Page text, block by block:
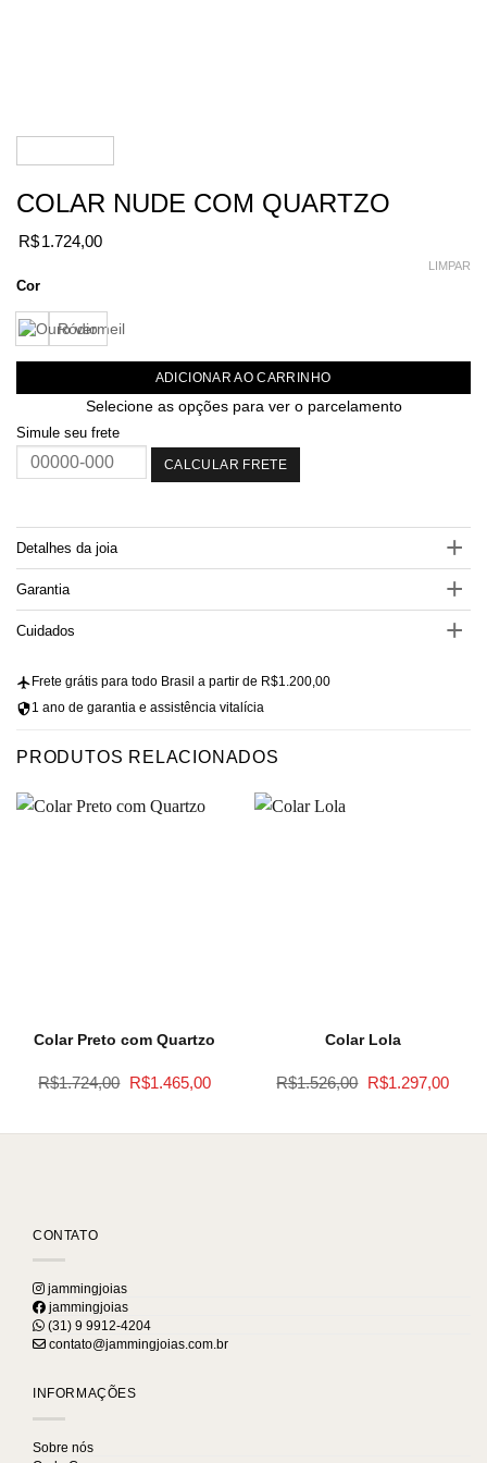
COLAR NUDE COM QUARTZO
R$1.724,00
Cor
Ródio
LIMPAR
ADICIONAR AO CARRINHO
Selecione as opções para ver o parcelamento
Simule seu frete
CALCULAR FRETE
Detalhes da joia
Garantia
Cuidados
Frete grátis para todo Brasil a partir de R$1.200,00
1 ano de garantia e assistência vitalícia
PRODUTOS RELACIONADOS
Colar Preto com Quartzo
R$1.724,00
O
preço
R$1.724,00.
R$1.465,00O
R$1.465,00.
Colar Lola
R$1.526,00
O
preço
R$1.526,00.
R$1.297,00O
CONTATO
jammingjoias
jammingjoias
(31) 9 9912-4204
contato@jammingjoias.com.br
INFORMAÇÕES
Sobre nós